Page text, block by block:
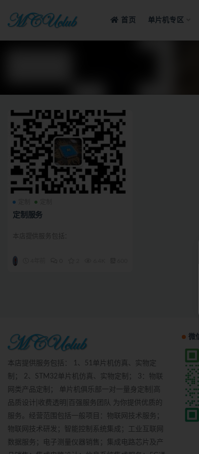
首页 单片机专区
定制服务
本店提供服务包括：
本店提供服务包括： 1、51单片机仿真、实物定
制； 2、STM32单片机仿真、实物定制； 3：物联
网类产品定制； 单片机俱乐部一对一量身定制|高
品质设计|收费透明|百强服务团队 为你提供优质的
服务。经营范围包括一般项目：物联网技术服务；
物联网技术研发；智能控制系统集成；工业互联网
数据服务；电子测量仪器销售；集成电路芯片及产
微